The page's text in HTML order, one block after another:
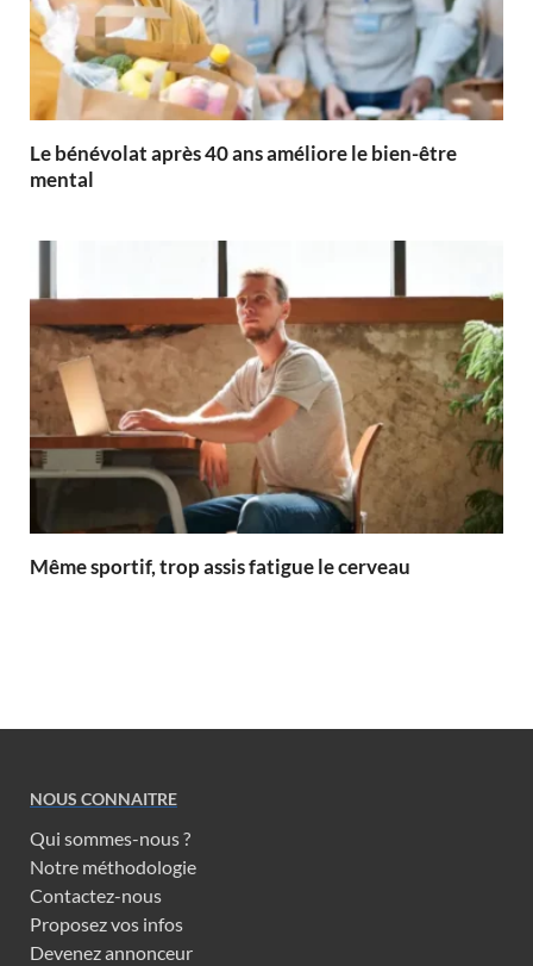
Le bénévolat après 40 ans améliore le bien-être
mental
Même sportif, trop assis fatigue le cerveau
NOUS CONNAITRE
Qui sommes-nous ?
Notre méthodologie
Contactez-nous
Proposez vos infos
Devenez annonceur